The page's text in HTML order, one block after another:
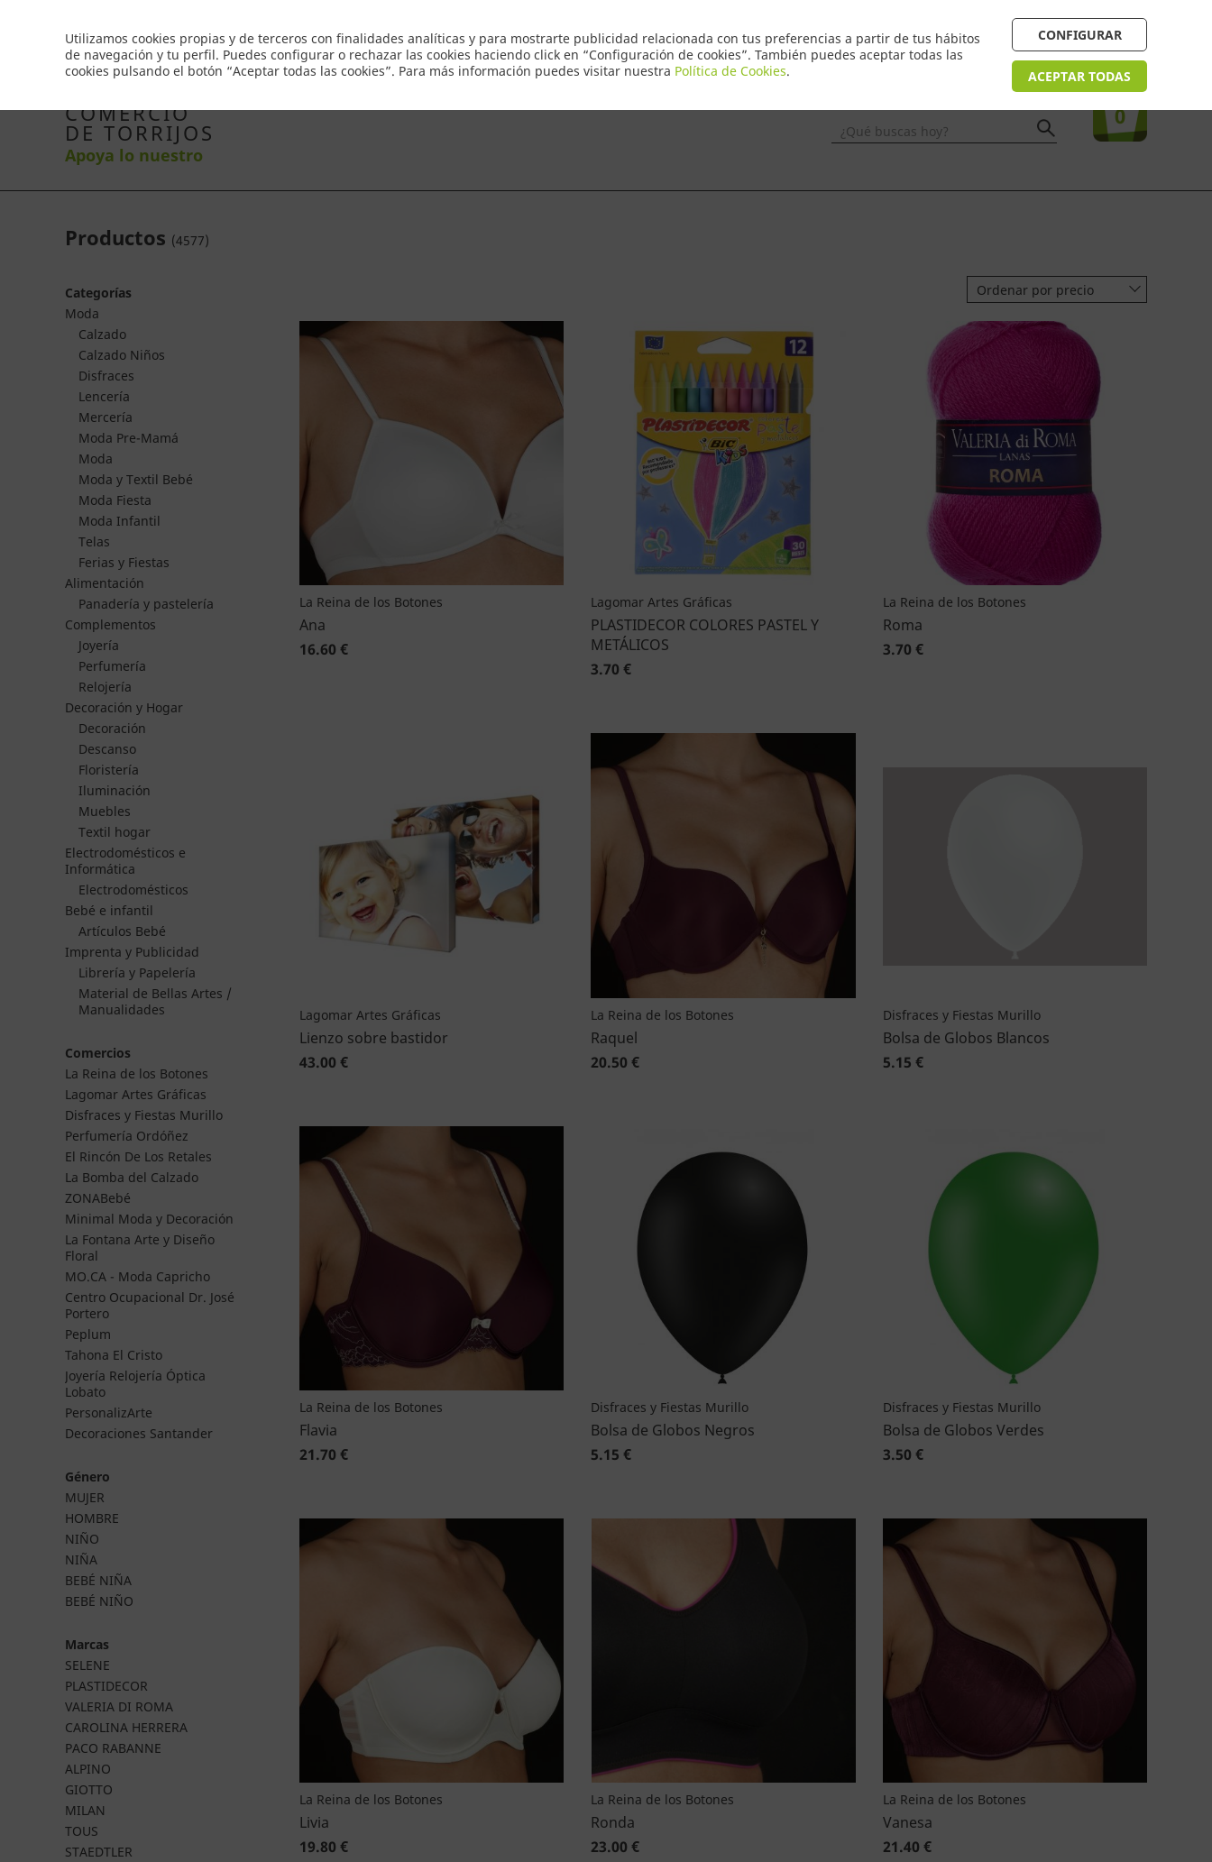
Utilizamos cookies propias y de terceros con finalidades analíticas y para mostrarte publicidad relacionada con tus preferencias a partir de tus hábitos
de navegación y tu perfil. Puedes configurar o rechazar las cookies haciendo click en “Configuración de cookies”. También puedes aceptar todas las
cookies pulsando el botón “Aceptar todas las cookies”. Para más información puedes visitar nuestra Política de Cookies.
CONFIGURAR
ACEPTAR TODAS
¿Necesitas ayuda? FAQ
Tu compra
0
Inicio Productos Comercios Ofertas Contacto
¿Qué buscas hoy?
COMERCIO
DE TORRIJOS
Apoya lo nuestro
Productos (4577)
Categorías
Moda
Calzado
Calzado Niños
Disfraces
Lencería
Mercería
Moda Pre-Mamá
Moda
Moda y Textil Bebé
Moda Fiesta
Moda Infantil
Telas
Ferias y Fiestas
Alimentación
Panadería y pastelería
Complementos
Joyería
Perfumería
Relojería
Decoración y Hogar
Decoración
Descanso
Floristería
Iluminación
Muebles
Textil hogar
Electrodomésticos e
Informática
Electrodomésticos
Bebé e infantil
Artículos Bebé
Imprenta y Publicidad
Librería y Papelería
Material de Bellas Artes /
Manualidades
Comercios
La Reina de los Botones
Lagomar Artes Gráficas
Disfraces y Fiestas Murillo
Perfumería Ordóñez
El Rincón De Los Retales
La Bomba del Calzado
ZONABebé
Minimal Moda y Decoración
La Fontana Arte y Diseño
Floral
MO.CA - Moda Capricho
Centro Ocupacional Dr. José
Portero
Peplum
Tahona El Cristo
Joyería Relojería Óptica
Lobato
PersonalizArte
Decoraciones Santander
Género
MUJER
HOMBRE
NIÑO
NIÑA
BEBÉ NIÑA
BEBÉ NIÑO
Marcas
SELENE
PLASTIDECOR
VALERIA DI ROMA
CAROLINA HERRERA
PACO RABANNE
ALPINO
GIOTTO
MILAN
TOUS
STAEDTLER
Ordenar por precio
La Reina de los Botones
Ana
16.60 €
Lagomar Artes Gráficas
PLASTIDECOR COLORES PASTEL Y
METÁLICOS
3.70 €
La Reina de los Botones
Roma
3.70 €
Lagomar Artes Gráficas
Lienzo sobre bastidor
43.00 €
La Reina de los Botones
Raquel
20.50 €
Disfraces y Fiestas Murillo
Bolsa de Globos Blancos
5.15 €
La Reina de los Botones
Flavia
21.70 €
Disfraces y Fiestas Murillo
Bolsa de Globos Negros
5.15 €
Disfraces y Fiestas Murillo
Bolsa de Globos Verdes
3.50 €
La Reina de los Botones
Livia
19.80 €
La Reina de los Botones
Ronda
23.00 €
La Reina de los Botones
Vanesa
21.40 €